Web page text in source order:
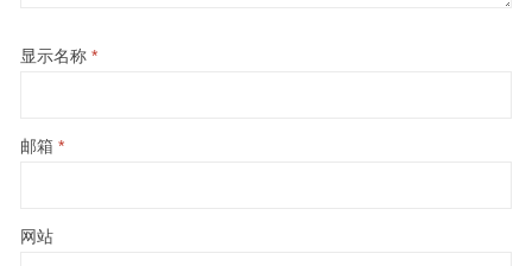
显示名称 *
邮箱 *
网站